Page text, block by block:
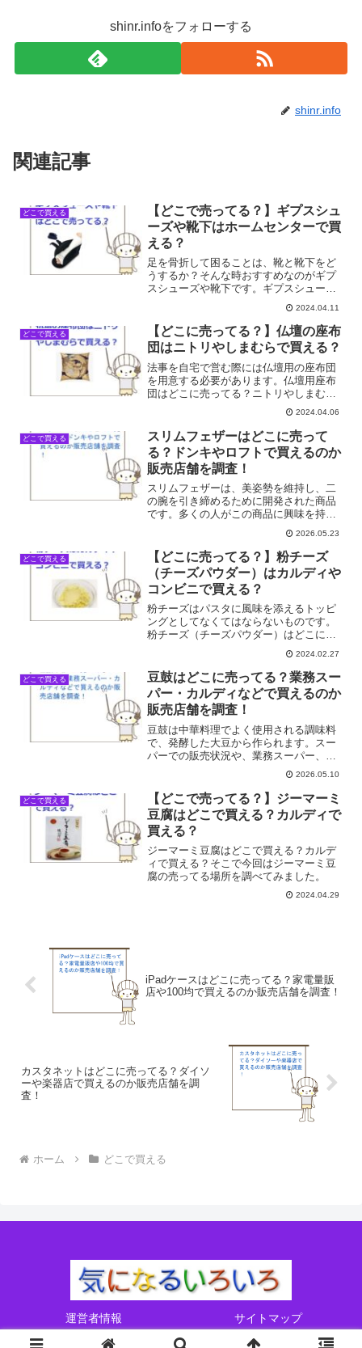
shinr.infoをフォローする
shinr.info
関連記事
どこで買える
【どこで売ってる？】ギプスシュ
ーズや靴下はホームセンターで買
える？
足を骨折して困ることは、靴と靴下をど
うするか？そんな時おすすめなのがギプ
スシューズや靴下です。ギプスシューズ
や靴下はどこで売ってる？ホームセンタ
ーで買える？そこで今回はギプスシュー
ズや靴下の売ってる場所を調べてみまし
た。
2024.04.11
どこで買える
【どこに売ってる？】仏壇の座布
団はニトリやしまむらで買える？
法事を自宅で営む際には仏壇用の座布団
を用意する必要があります。仏壇用座布
団はどこに売ってる？ニトリやしまむら
で買える？そこで今回は仏壇用座布団の
売ってる場所を調べてみました。
2024.04.06
どこで買える
スリムフェザーはどこに売って
る？ドンキやロフトで買えるのか
販売店舗を調査！
スリムフェザーは、美姿勢を維持し、二
の腕を引き締めるために開発された商品
です。多くの人がこの商品に興味を持
ち、購入したいと思っています。しか
し、どの店舗で購入できるのか、という
疑問があります。スリムフェザーは、実
店舗では販売されていないこと...
2026.05.23
どこで買える
【どこに売ってる？】粉チーズ
（チーズパウダー）はカルディや
コンビニで買える？
粉チーズはパスタに風味を添えるトッピ
ングとしてなくてはならないものです。
粉チーズ（チーズパウダー）はどこに売
ってる？カルディやコンビニで買える？
そこで今回は粉チーズ（チーズパウダ
ー）の売ってる場所を調べてみました。
2024.02.27
どこで買える
豆鼓はどこに売ってる？業務スー
パー・カルディなどで買えるのか
販売店舗を調査！
豆鼓は中華料理でよく使用される調味料
で、発酵した大豆から作られます。スー
パーでの販売状況や、業務スーパー、カ
ルディでの購入方法を調査しました。豆
鼓が買える店舗一覧店舗名販売状況スー
パー◎業務スーパー◎カルディ
◎Amazon◎楽天◎豆鼓はどこ...
2026.05.10
どこで買える
【どこで売ってる？】ジーマーミ
豆腐はどこで買える？カルディで
買える？
ジーマーミ豆腐はどこで買える？カルデ
ィで買える？そこで今回はジーマーミ豆
腐の売ってる場所を調べてみました。
2024.04.29
iPadケースはどこに売ってる？家電量販
店や100均で買えるのか販売店舗を調査！
カスタネットはどこに売ってる？ダイソ
ーや楽器店で買えるのか販売店舗を調
査！
ホーム どこで買える
運営者情報 サイトマップ